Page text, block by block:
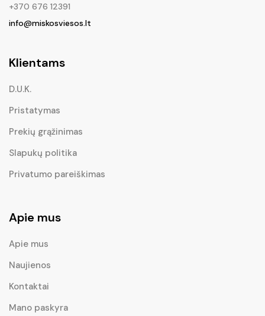
+370 676 12391
info@miskosviesos.lt
Klientams
D.U.K.
Pristatymas
Prekių grąžinimas
Slapukų politika
Privatumo pareiškimas
Apie mus
Apie mus
Naujienos
Kontaktai
Mano paskyra